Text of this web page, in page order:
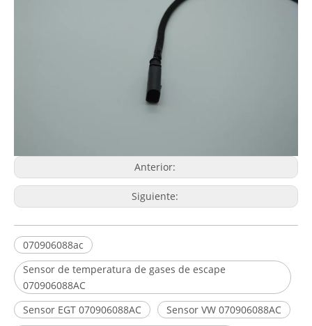
Anterior:
Siguiente:
070906088ac
Sensor de temperatura de gases de escape
070906088AC
Sensor EGT 070906088AC
Sensor VW 070906088AC